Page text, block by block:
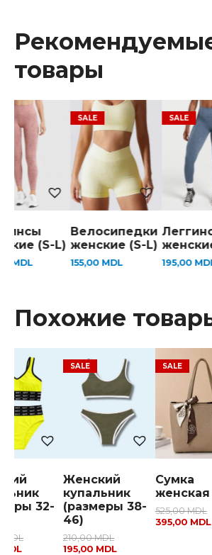
товары
(S-L)
MDL
Велосипедки
женские (S-L)
155,00 MDL 195,00
Похожие
32-
MDL
MDL
Женский
купальник
(размеры 38-
46)
210,00MDL
195,00 MDL
Сумка
женская
525,00MDL
395,00 MDL